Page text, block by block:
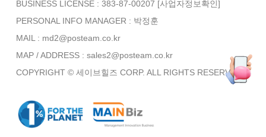
BUSINESS LICENSE : 383-87-00207 [사업자정보확인]
PERSONAL INFO MANAGER : 박정훈
MAIL : md2@posteam.co.kr
MAP / ADDRESS : sales2@posteam.co.kr
COPYRIGHT © 세이브힐즈 CORP. ALL RIGHTS RESERVED.